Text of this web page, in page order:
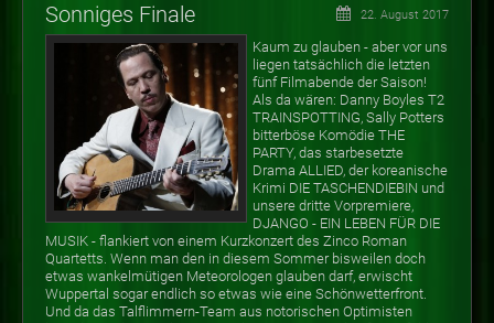
Sonniges Finale 22. August 2017
Kaum zu glauben - aber vor uns
liegen tatsächlich die letzten
fünf Filmabende der Saison!
Als da wären: Danny Boyles T2
TRAINSPOTTING, Sally Potters
bitterböse Komödie THE
PARTY, das starbesetzte
Drama ALLIED, der koreanische
Krimi DIE TASCHENDIEBIN und
unsere dritte Vorpremiere,
DJANGO - EIN LEBEN FÜR DIE
MUSIK - flankiert von einem Kurzkonzert des Zinco Roman
Quartetts. Wenn man den in diesem Sommer bisweilen doch
etwas wankelmütigen Meteorologen glauben darf, erwischt
Wuppertal sogar endlich so etwas wie eine Schönwetterfront.
Und da das Talflimmern-Team aus notorischen Optimisten